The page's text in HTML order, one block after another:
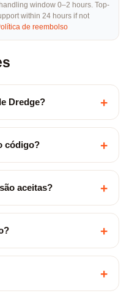
window 0–2 hours. Top-
within 24 hours if not
de reembolso
Dredge? +
código? +
aceitas? +
+
+